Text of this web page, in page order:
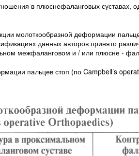
в плюснефаланговых суставах,
молоткообразной деформации
данных авторов принято
межфаланговом и / или плюсне -
пальцев стоп (по Campbell’s